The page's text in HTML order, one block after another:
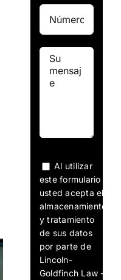
Al utilizar
este formulario
usted acepta el
almacenamiento
y tratamiento
de sus datos
por parte de
Lincoln-
Goldfinch Law -